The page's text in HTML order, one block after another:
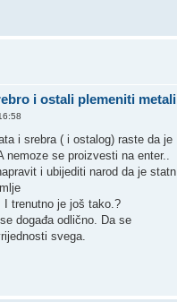
i ostali plemeniti metali
i srebra ( i ostalog) raste da je
nemoze se proizvesti na enter..
i ubijediti narod da je
I trenutno je još tako.?
događa odlično. Da se
svega.